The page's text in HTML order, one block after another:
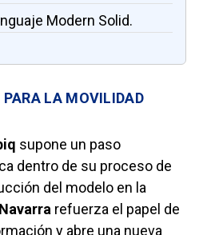
Modern Solid.
PARA LA MOVILIDAD
supone un paso
dentro de su proceso de
del modelo en la
refuerza el papel de
y abre una nueva